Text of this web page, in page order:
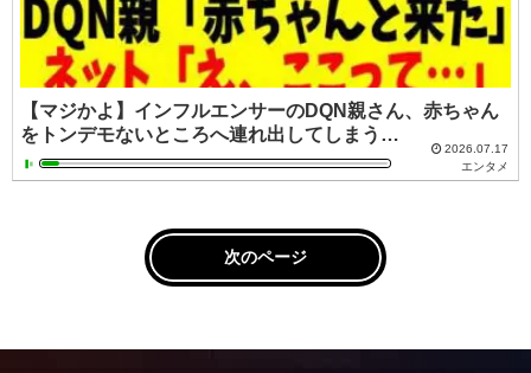
【マジかよ】インフルエンサーのDQN親さん、赤ちゃん
をトンデモないところへ連れ出してしまう…
2026.07.17
エンタメ
次のページ